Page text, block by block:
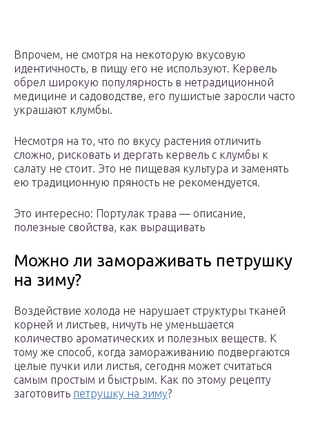
Впрочем, не смотря на некоторую вкусовую
идентичность, в пищу его не используют. Кервель
обрел широкую популярность в нетрадиционной
медицине и садоводстве, его пушистые заросли часто
украшают клумбы.
Несмотря на то, что по вкусу растения отличить
сложно, рисковать и дергать кервель с клумбы к
салату не стоит. Это не пищевая культура и заменять
ею традиционную пряность не рекомендуется.
Это интересно: Портулак трава — описание,
полезные свойства, как выращивать
Можно ли замораживать петрушку
на зиму?
Воздействие холода не нарушает структуры тканей
корней и листьев, ничуть не уменьшается
количество ароматических и полезных веществ. К
тому же способ, когда замораживанию подвергаются
целые пучки или листья, сегодня может считаться
самым простым и быстрым. Как по этому рецепту
заготовить петрушку на зиму?